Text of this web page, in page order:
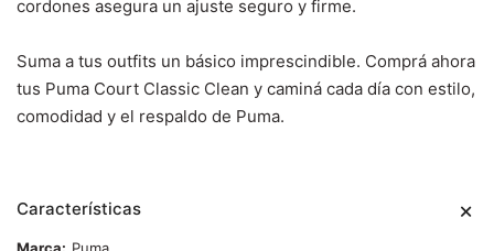
cordones asegura un ajuste seguro y firme.
Suma a tus outfits un básico imprescindible. Comprá ahora
tus Puma Court Classic Clean y caminá cada día con estilo,
comodidad y el respaldo de Puma.
Características